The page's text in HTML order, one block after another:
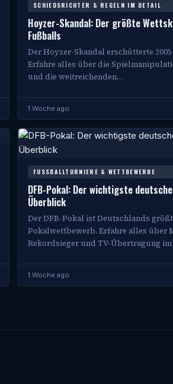
SCHIEDSRICHTER & REGELN IM DETAIL
Hoyzer-Skandal: Der größte
Fußballs
Der Hoyzer-Skandal erschütterte
Erfahre alles über die
und die weitreichenden…
1 Woche ago
FUSSBALLTURNIERE & WETTBEWERBE
DFB-Pokal: Der wichtigste
Überblick
Der DFB-Pokal ist Deutschlands
Pokalwettbewerb. Erfahre alles über
Rekordsieger und TV-Übertragung
1 Woche ago